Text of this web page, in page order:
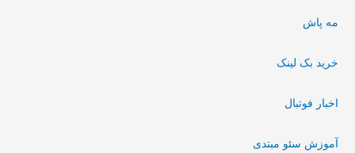
مه پاش
خرید بک لینک
اخبار فوتبال
آموزش سئو مبتدی